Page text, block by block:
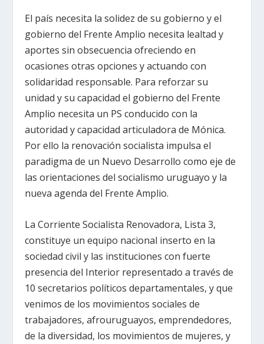
El país necesita la solidez de su gobierno y el
gobierno del Frente Amplio necesita lealtad y
aportes sin obsecuencia ofreciendo en
ocasiones otras opciones y actuando con
solidaridad responsable. Para reforzar su
unidad y su capacidad el gobierno del Frente
Amplio necesita un PS conducido con la
autoridad y capacidad articuladora de Mónica.
Por ello la renovación socialista impulsa el
paradigma de un Nuevo Desarrollo como eje de
las orientaciones del socialismo uruguayo y la
nueva agenda del Frente Amplio.
La Corriente Socialista Renovadora, Lista 3,
constituye un equipo nacional inserto en la
sociedad civil y las instituciones con fuerte
presencia del Interior representado a través de
10 secretarios políticos departamentales, y que
venimos de los movimientos sociales de
trabajadores, afrouruguayos, emprendedores,
de la diversidad, los movimientos de mujeres, y